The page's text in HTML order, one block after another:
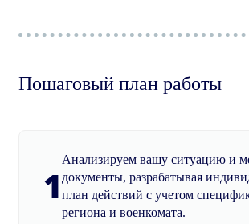
Пошаговый план работы
1
Анализируем вашу ситуацию и
документы, разрабатывая
план действий с учетом
региона и военкомата.